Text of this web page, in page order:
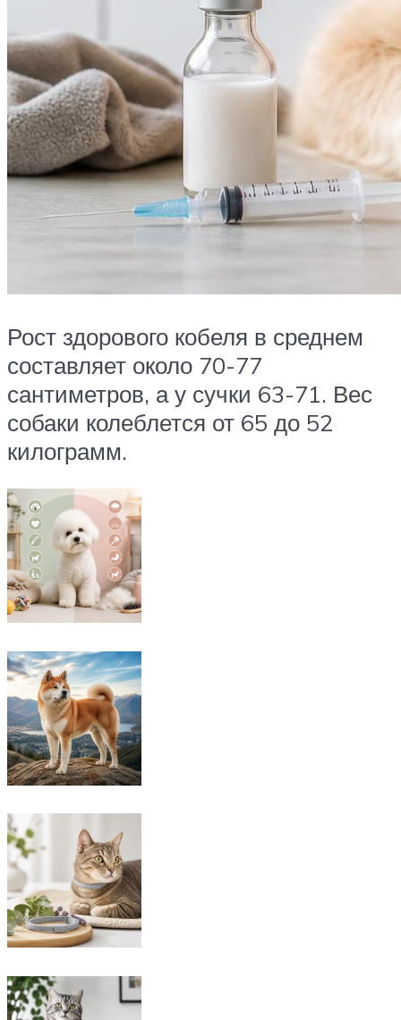
Рост здорового кобеля в среднем
составляет около 70-77
сантиметров, а у сучки 63-71. Вес
собаки колеблется от 65 до 52
килограмм.